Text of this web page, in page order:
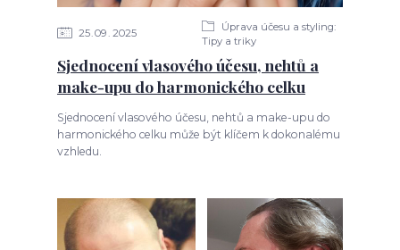
25 09 2025
Úprava účesu a styling:
Tipy a triky
Sjednocení vlasového účesu, nehtů a
make-upu do harmonického celku
Sjednocení vlasového účesu, nehtů a make-upu do
harmonického celku může být klíčem k dokonalému
vzhledu.